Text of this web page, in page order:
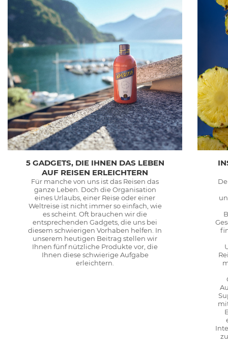
5 GADGETS, DIE IHNEN DAS LEBEN
AUF REISEN ERLEICHTERN
Für manche von uns ist das Reisen das
ganze Leben. Doch die Organisation
eines Urlaubs, einer Reise oder einer
Weltreise ist nicht immer so einfach, wie
es scheint. Oft brauchen wir die
entsprechenden Gadgets, die uns bei
diesem schwierigen Vorhaben helfen. In
unserem heutigen Beitrag stellen wir
Ihnen fünf nützliche Produkte vor, die
Ihnen diese schwierige Aufgabe
erleichtern.